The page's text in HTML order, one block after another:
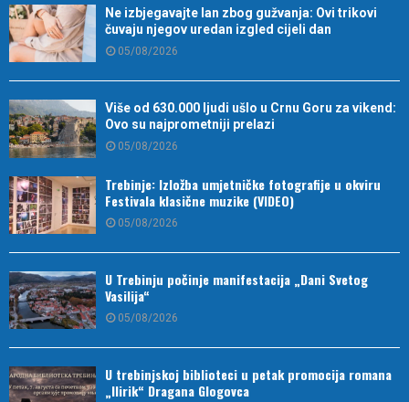
Ne izbjegavajte lan zbog gužvanja: Ovi trikovi
čuvaju njegov uredan izgled cijeli dan
05/08/2026
Više od 630.000 ljudi ušlo u Crnu Goru za vikend:
Ovo su najprometniji prelazi
05/08/2026
Trebinje: Izložba umjetničke fotografije u okviru
Festivala klasične muzike (VIDEO)
05/08/2026
U Trebinju počinje manifestacija „Dani Svetog
Vasilija“
05/08/2026
U trebinjskoj biblioteci u petak promocija romana
„Ilirik“ Dragana Glogovca